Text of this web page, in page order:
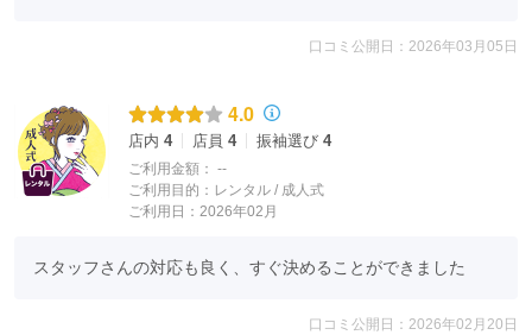
口コミ公開日：2026年03月05日
4.0
店内 4 店員 4 振袖選び 4
ご利用金額： --
ご利用目的： レンタル / 成人式
ご利用日：2026年02月
スタッフさんの対応も良く、すぐ決めることができました
口コミ公開日：2026年02月20日